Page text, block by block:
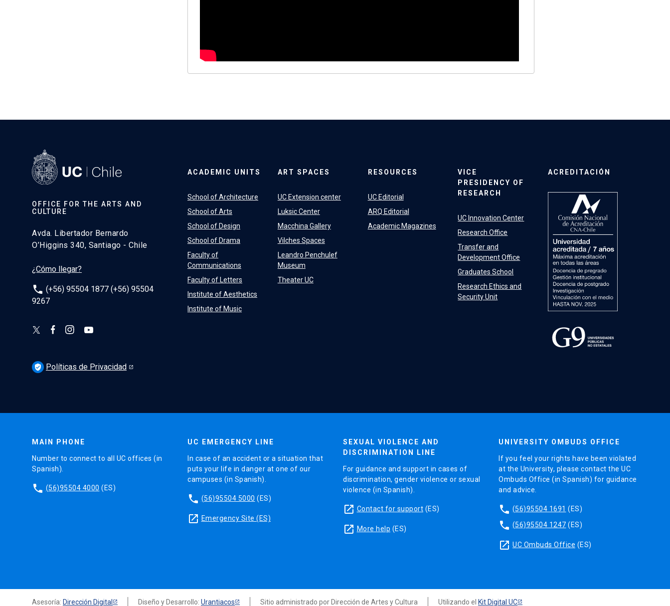
OFFICE FOR THE ARTS AND
CULTURE
Avda. Libertador Bernardo
O’Higgins 340, Santiago - Chile
¿Cómo llegar?
phone (+56) 95504 1877 (+56) 95504
9267
ACADEMIC UNITS
School of Architecture
School of Arts
School of Design
School of Drama
Faculty of
Communications
Faculty of Letters
Institute of Aesthetics
Institute of Music
ART SPACES
UC Extension center
Luksic Center
Macchina Gallery
Vilches Spaces
Leandro Penchulef
Museum
Theater UC
RESOURCES
UC Editorial
ARQ Editorial
Academic Magazines
VICE
PRESIDENCY OF
RESEARCH
UC Innovation Center
Research Office
Transfer and
Development Office
Graduates School
Research Ethics and
Security Unit
ACREDITACIÓN
verified_user Políticas de Privacidad
MAIN PHONE
Number to connect to all UC offices (in
Spanish).
phone (56)95504 4000 (ES)
UC EMERGENCY LINE
In case of an accident or a situation that
puts your life in danger at one of our
campuses (in Spanish).
phone (56)95504 5000 (ES)
launch Emergency Site (ES)
SEXUAL VIOLENCE AND
DISCRIMINATION LINE
For guidance and support in cases of
discrimination, gender violence or sexual
violence (in Spanish).
launch Contact for support (ES)
launch More help (ES)
UNIVERSITY OMBUDS OFFICE
If you feel your rights have been violated
at the University, please contact the UC
Ombuds Office (in Spanish) for guidance
and advice.
phone (56)95504 1691 (ES)
phone (56)95504 1247 (ES)
launch UC Ombuds Office (ES)
Asesoría: Dirección Digital Diseño y Desarrollo: Urantiacos Sitio administrado por Dirección de Artes y Cultura Utilizando el Kit Digital UC